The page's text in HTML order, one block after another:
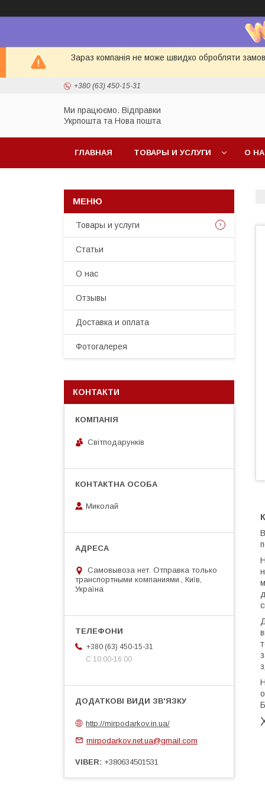
Зараз компанія не може швидко обробляти
+380 (63) 450-15-31
Ми працюємо. Відправки
Укрпошта та Нова пошта
ГЛАВНАЯ ТОВАРЫ И УСЛУГИ О
Товары и услуги
Статьи
О нас
Отзывы
Доставка и оплата
Фотогалерея
КОНТАКТИ
Світподарунків
Миколай
Самовывоза нет. Отправка только
транспортными компаниями., Київ,
Україна
+380 (63) 450-15-31
С 10:00-16:00
http://mirpodarkov.in.ua/
mirpodarkov.net.ua@gmail.com
VIBER +380634501531